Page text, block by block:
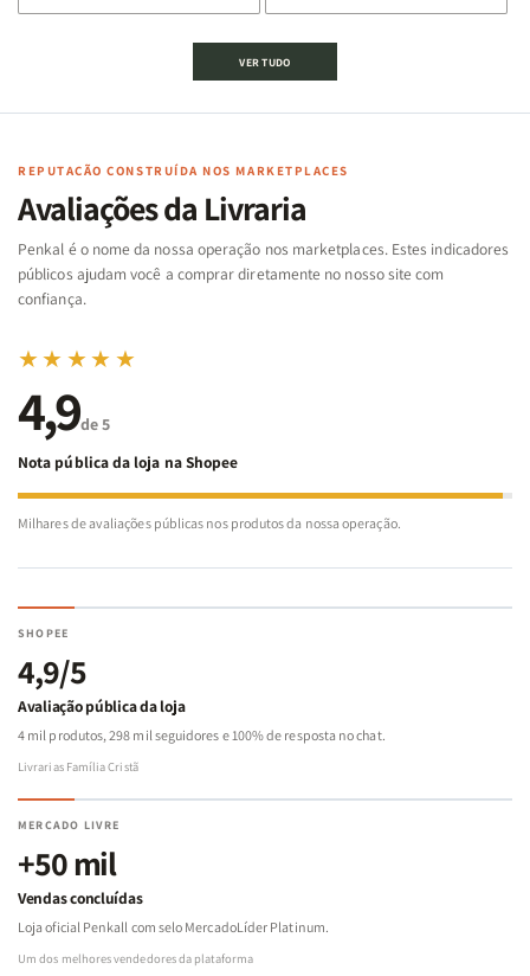
de
Cartas
Famílias
Bíblia
-
Penkal
de
Jogo
Cartas
Famílias
da
Bíblia
-
Penkal
de
Jogo
|
de
de
|
VER TUDO
REPUTAÇÃO CONSTRUÍDA NOS MARKETPLACES
Avaliações da Livraria
Penkal é o nome da nossa operação nos marketplaces. Estes indicadores
públicos ajudam você a comprar diretamente no nosso site com
confiança.
★★★★★
4,9de 5
Nota pública da loja na Shopee
Milhares de avaliações públicas nos produtos da nossa operação.
SHOPEE
4,9/5
Avaliação pública da loja
4 mil produtos, 298 mil seguidores e 100% de resposta no chat.
Livrarias Família Cristã
MERCADO LIVRE
+50 mil
Vendas concluídas
Loja oficial Penkall com selo MercadoLíder Platinum.
Um dos melhores vendedores da plataforma